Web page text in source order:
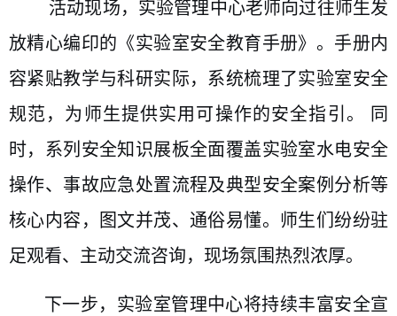
活动现场，实验管理中心老师向过往师生发
放精心编印的《实验室安全教育手册》。手册内
容紧贴教学与科研实际，系统梳理了实验室安全
规范，为师生提供实用可操作的安全指引。
同
时，系列安全知识展板全面覆盖实验室水电安全
操作、事故应急处置流程及典型安全案例分析等
核心内容，图文并茂、通俗易懂。师生们纷纷驻
足观看、主动交流咨询，现场氛围热烈浓厚。
下一步，实验室管理中心将持续丰富安全宣